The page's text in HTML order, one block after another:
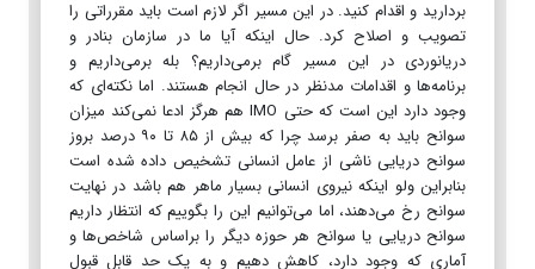
بردارید و اقدام کنید. در این مسیر اگر لازم است باید مقرراتی را
تصویب و اصلاح کرد. حال اینکه آیا ما در سازمان بنادر و
دریانوردی در این مسیر گام برمی‌داریم؟ بله برمی‌داریم و
برنامه‌ها و اقدامات مدنظر در حال انجام هستند. اما نکته‌ای که
وجود دارد این است که حتی IMO هم هرگز ادعا نمی‌کند میزان
سوانح باید به صفر برسد چرا که بیش از ۸۵ تا ۹۰ درصد بروز
سوانح دریایی ناشی از عامل انسانی تشخیص داده شده است
بنابراین ولو اینکه نیروی انسانی بسیار ماهر هم باشد در نهایت
سوانح رخ می‌دهند، اما می‌توانیم این را بگوییم که انتظار داریم
سوانح دریایی یا سوانح هر حوزه دیگر را براساس شاخص‌ها و
آماری که وجود دارد، کاهش دهیم و به یک حد قابل قبول